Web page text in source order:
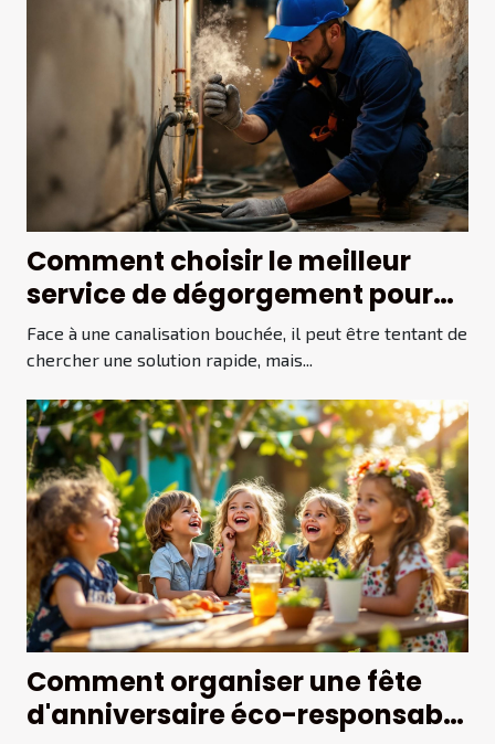
Comment choisir le meilleur
service de dégorgement pour
vos canalisations ?
Face à une canalisation bouchée, il peut être tentant de
chercher une solution rapide, mais...
Comment organiser une fête
d'anniversaire éco-responsable